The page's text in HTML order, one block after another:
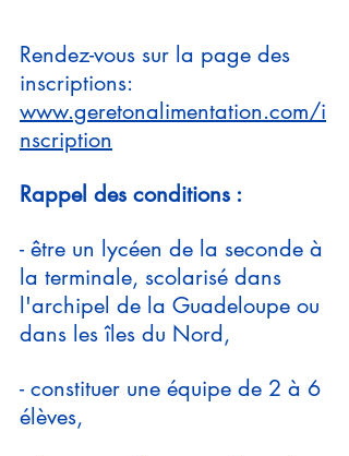
Rendez-vous sur la page des
inscriptions:
www.geretonalimentation.com/i
nscription
Rappel des conditions :
- être un lycéen de la seconde à
la terminale, scolarisé dans
l'archipel de la Guadeloupe ou
dans les îles du Nord,
- constituer une équipe de 2 à 6
élèves,